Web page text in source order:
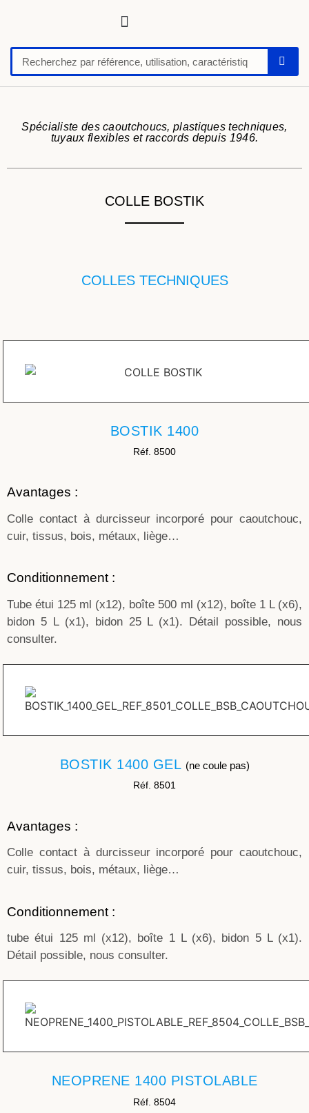
Spécialiste des caoutchoucs, plastiques techniques,
tuyaux flexibles et raccords depuis 1946.
COLLE BOSTIK
COLLES TECHNIQUES
BOSTIK 1400
Réf. 8500
Avantages :
Colle contact à durcisseur incorporé pour caoutchouc,
cuir, tissus, bois, métaux, liège…
Conditionnement :
Tube étui 125 ml (x12), boîte 500 ml (x12), boîte 1 L (x6),
bidon 5 L (x1), bidon 25 L (x1). Détail possible, nous
consulter.
BOSTIK 1400 GEL (ne coule pas)
Réf. 8501
Avantages :
Colle contact à durcisseur incorporé pour caoutchouc,
cuir, tissus, bois, métaux, liège…
Conditionnement :
tube étui 125 ml (x12), boîte 1 L (x6), bidon 5 L (x1).
Détail possible, nous consulter.
NEOPRENE 1400 PISTOLABLE
Réf. 8504